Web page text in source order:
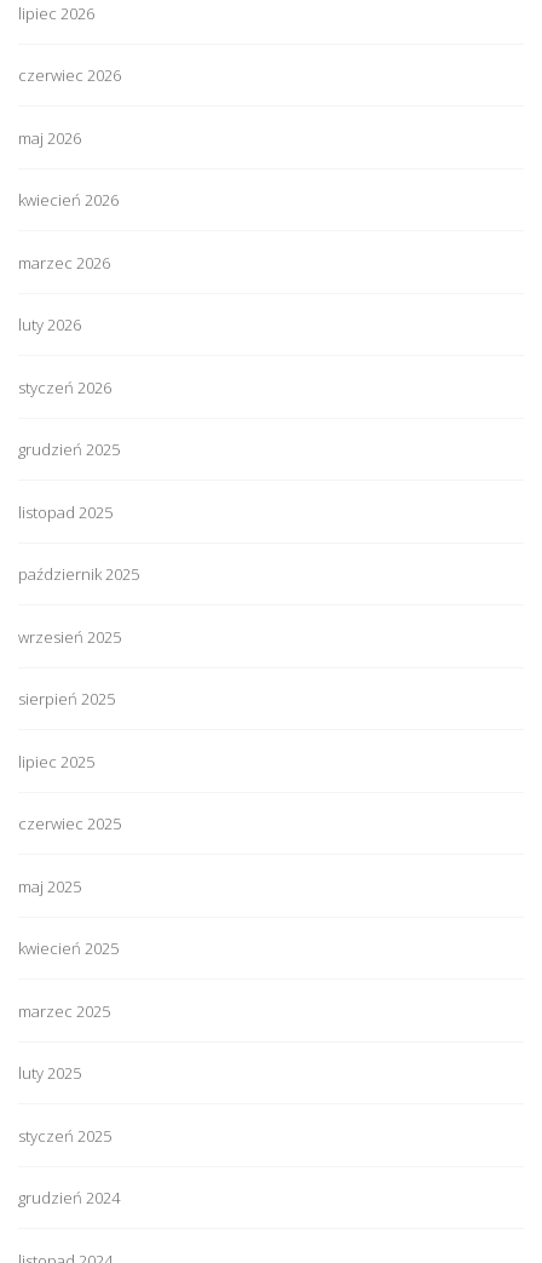
lipiec 2026
czerwiec 2026
maj 2026
kwiecień 2026
marzec 2026
luty 2026
styczeń 2026
grudzień 2025
listopad 2025
październik 2025
wrzesień 2025
sierpień 2025
lipiec 2025
czerwiec 2025
maj 2025
kwiecień 2025
marzec 2025
luty 2025
styczeń 2025
grudzień 2024